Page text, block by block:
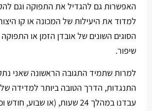
האפשרות גם להגדיל את התפוקה וגם
למדוד את היעילות של המכונה או קו
הסוגים השונים של אובדן הזמן או התפוקה
שיפור.
למרות שתמיד התגובה הראשונה שאני
התנגדות, הדרך הטובה ביותר למדידה של
עבדנו במהלך 24 שעות, (או שבוע,